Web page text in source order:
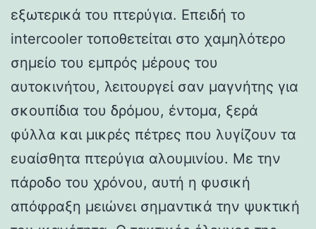
εξωτερικά του πτερύγια. Επειδή το
intercooler τοποθετείται στο χαμηλότερο
σημείο του εμπρός μέρους του
αυτοκινήτου, λειτουργεί σαν μαγνήτης για
σκουπίδια του δρόμου, έντομα, ξερά
φύλλα και μικρές πέτρες που λυγίζουν τα
ευαίσθητα πτερύγια αλουμινίου. Με την
πάροδο του χρόνου, αυτή η φυσική
απόφραξη μειώνει σημαντικά την ψυκτική